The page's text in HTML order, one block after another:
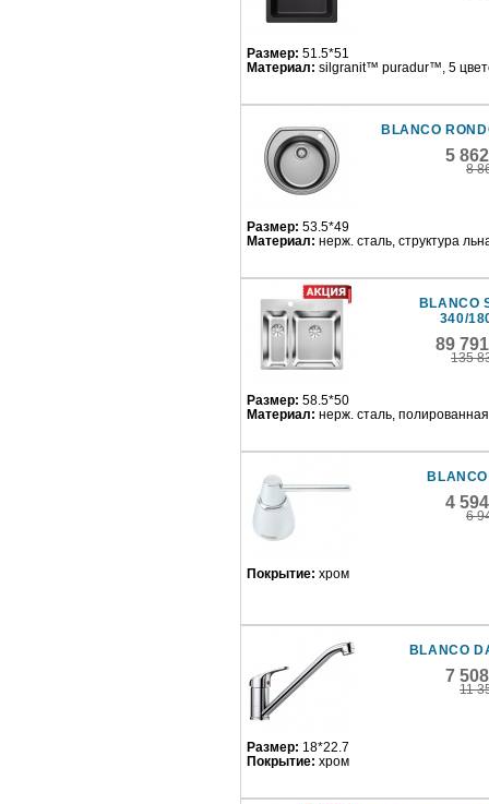
Размер: 51.5*51
Материал: silgranit™ puradur™, 5
BLANCO
5
8
Размер: 53.5*49
Материал: нерж. сталь, структура
BLANCO
340/
89
135
Размер: 58.5*50
Материал: нерж. сталь, полированная
4
6
Покрытие: хром
BLANCO
7
11
Размер: 18*22.7
Покрытие: хром